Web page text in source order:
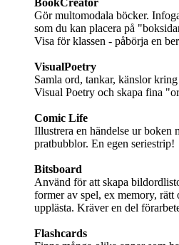
Gör multomodala böcker.
som du kan placera på
Visa för klassen - påbörja en
VisualPoetry
Samla ord, tankar, känslor
Visual Poetry och skapa fina
Comic Life
Illustrera en händelse ur boken
pratbubblor. En egen seriestrip!
Bitsboard
Använd för att skapa
former av spel, ex memory,
upplästa. Kräver en del
Flashcards